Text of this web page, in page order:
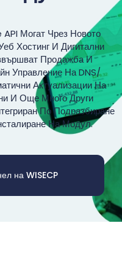
Могат Чрез Новото
Хостинг И Дигитални
Продажба И
Управление На DNS/
Актуализации На
И Още Много Други
По Подразбиране
На Модул.
на WISECP